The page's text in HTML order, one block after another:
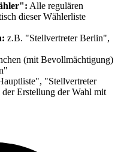
Alle regulären
dieser Wählerliste
z.B. "Stellvertreter Berlin",
(mit Bevollmächtigung)
"Stellvertreter
Erstellung der Wahl mit